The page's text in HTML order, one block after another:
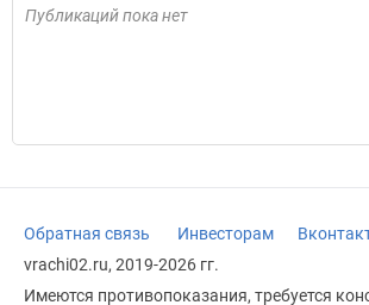
Публикаций пока нет
Обратная связь Инвесторам
vrachi02.ru, 2019-2026 гг.
Имеются противопоказания, требуется